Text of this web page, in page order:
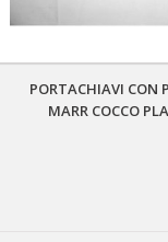
PORTACHIAVI CON
MARR COCCO